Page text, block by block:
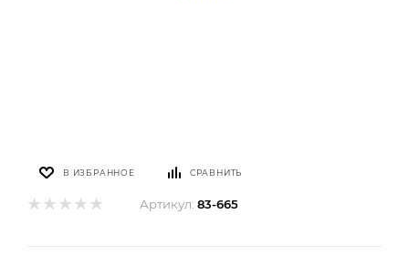
В ИЗБРАННОЕ СРАВНИТЬ
Артикул: 83-665